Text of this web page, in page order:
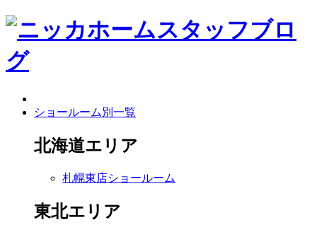
ショールーム別一覧
北海道エリア
札幌東店ショールーム
東北エリア